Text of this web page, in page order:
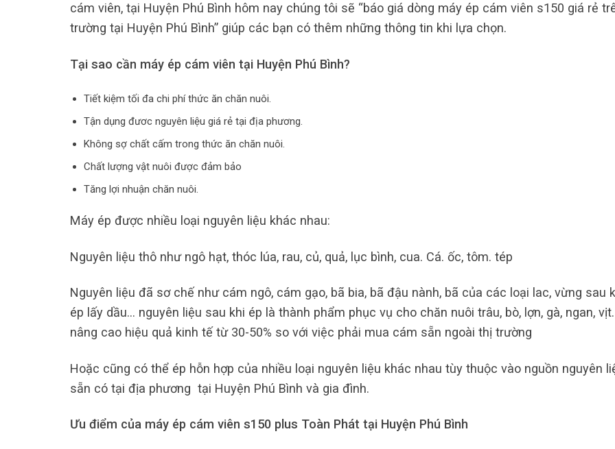
cám viên, tại Huyện Phú Bình hôm nay chúng tôi sẽ “báo giá dòng máy ép cám viên s150 giá rẻ
trường tại Huyện Phú Bình” giúp các bạn có thêm những thông tin khi lựa chọn.
Tại sao cần máy ép cám viên tại Huyện Phú Bình?
Tiết kiệm tối đa chi phí thức ăn chăn nuôi.
Tận dụng đươc nguyên liệu giá rẻ tại địa phương.
Không sợ chất cấm trong thức ăn chăn nuôi.
Chất lượng vật nuôi được đảm bảo
Tăng lợi nhuận chăn nuôi.
Máy ép được nhiều loại nguyên liệu khác nhau:
Nguyên liệu thô như ngô hạt, thóc lúa, rau, củ, quả, lục bình, cua. Cá. ốc, tôm. tép
Nguyên liệu đã sơ chế như cám ngô, cám gạo, bã bia, bã đậu nành, bã của các loại lac, vừng sau
ép lấy dầu… nguyên liệu sau khi ép là thành phẩm phục vụ cho chăn nuôi trâu, bò, lợn, gà, ngan,
nâng cao hiệu quả kinh tế từ 30-50% so với việc phải mua cám sẵn ngoài thị trường
Hoặc cũng có thể ép hỗn hợp của nhiều loại nguyên liệu khác nhau tùy thuộc vào nguồn nguyên
sẵn có tại địa phương tại Huyện Phú Bình và gia đình.
Ưu điểm của máy ép cám viên s150 plus Toàn Phát tại Huyện Phú Bình